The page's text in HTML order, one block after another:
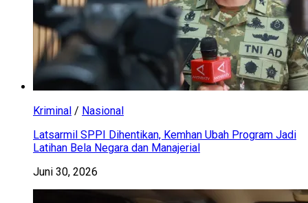
Kriminal / Nasional
Latsarmil SPPI Dihentikan, Kemhan Ubah Program Jadi
Latihan Bela Negara dan Manajerial
Juni 30, 2026